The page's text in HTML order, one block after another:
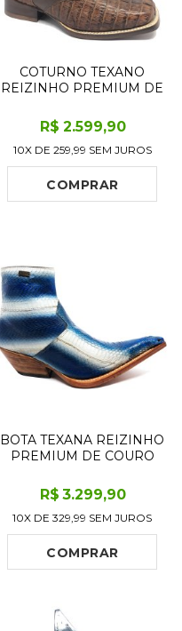
COTURNO TEXANO
REIZINHO PREMIUM DE
JACARÉ TABACO RABO
LIMITED EDITION - CANO
CURTO, BICO
QUADRADO - SOLADO
DE COURO ARTESANAL
R$ 2.599,90
10X DE 259,99 SEM JUROS
COMPRAR
BOTA TEXANA REIZINHO
PREMIUM DE COURO
NAJA AZUL COM CABEÇA
LIMITED EDITION - CANO
CURTO, BICO FINO -
SOLADO DE COURO
ARTESANAL
R$ 3.299,90
10X DE329,99 SEM JUROS
COMPRAR